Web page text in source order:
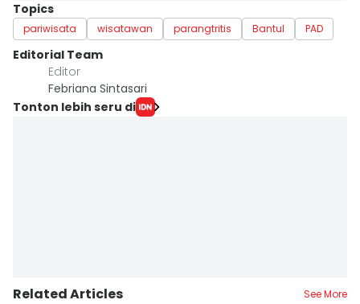
Topics
pariwisata wisatawan parangtritis Bantul PAD
Editorial Team
Editor
Febriana Sintasari
Tonton lebih seru di
Related Articles See More